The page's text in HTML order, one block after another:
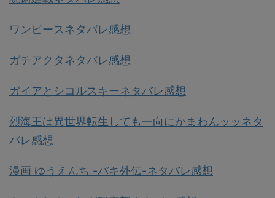
ワンピースネタバレ感想
ガチアクタネタバレ感想
ガイアとシコルスキーネタバレ感想
烈海王は異世界転生しても一向にかまわんッッネタ
バレ感想
漫画 ゆうえんち -バキ外伝-ネタバレ感想